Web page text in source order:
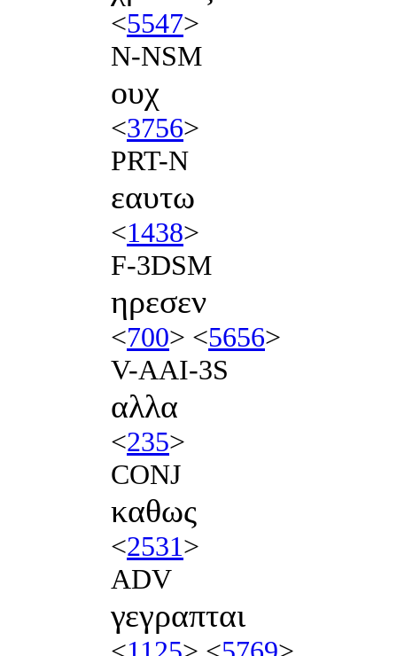
<5547>
N-NSM
ουχ
<3756>
PRT-N
εαυτω
<1438>
F-3DSM
ηρεσεν
<700> <5656>
V-AAI-3S
αλλα
<235>
CONJ
καθως
<2531>
ADV
γεγραπται